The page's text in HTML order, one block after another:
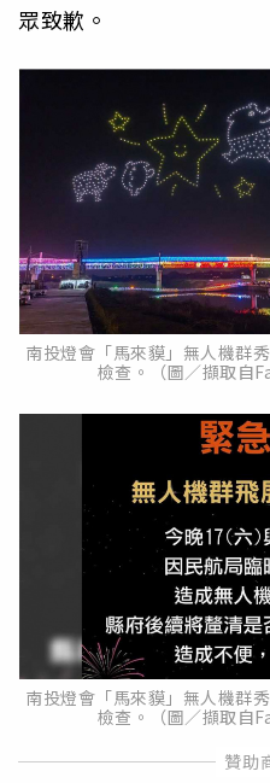
眾致歉。
南投燈會「馬來貘」無人機群
檢查。（圖／擷取自
南投燈會「馬來貘」無人機群
檢查。（圖／擷取自